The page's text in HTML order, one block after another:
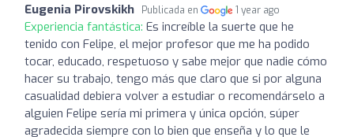
Eugenia Pirovskikh Publicada en 1 year ago
Experiencia fantástica: Es increíble la suerte que he
tenido con Felipe, el mejor profesor que me ha podido
tocar, educado, respetuoso y sabe mejor que nadie cómo
hacer su trabajo, tengo más que claro que si por alguna
casualidad debiera volver a estudiar o recomendárselo a
alguien Felipe sería mi primera y única opción, súper
agradecida siempre con lo bien que enseña y lo que le